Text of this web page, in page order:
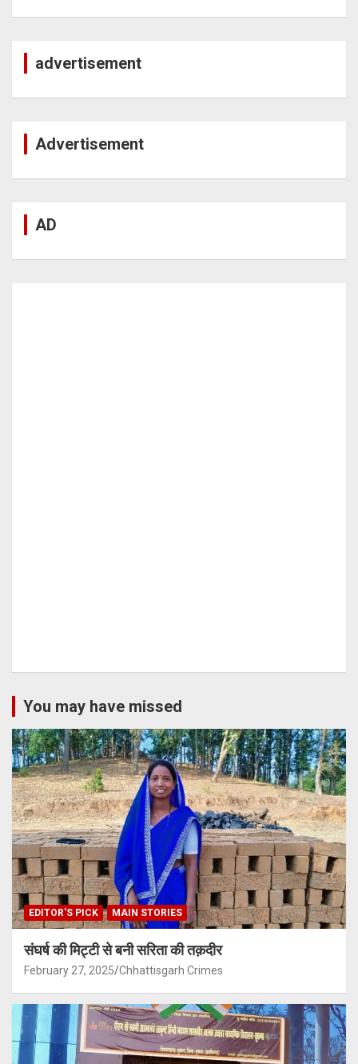
advertisement
Advertisement
AD
You may have missed
EDITOR'S PICK MAIN STORIES
संघर्ष की मिट्टी से बनी सरिता की तक़दीर
February 27, 2025 Chhattisgarh Crimes